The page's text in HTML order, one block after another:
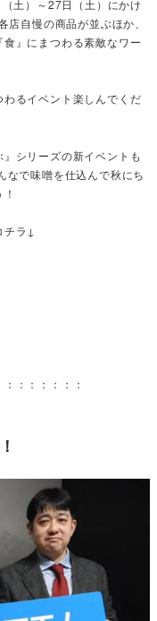
土）～27日（土）にかけ
自慢の商品が並ぶほか、
』にまつわる素敵なワー
るイベント楽しんでくだ
シリーズの新イベントも
なで味噌を仕込んで秋にち
ラ↓
：：：：：：